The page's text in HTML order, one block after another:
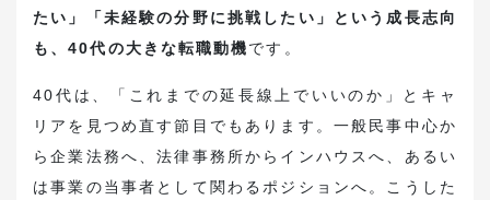
たい」「未経験の分野に挑戦したい」という成長志向
も、40代の大きな転職動機です。
40代は、「これまでの延長線上でいいのか」とキャ
リアを見つめ直す節目でもあります。一般民事中心か
ら企業法務へ、法律事務所からインハウスへ、あるい
は事業の当事者として関わるポジションへ。こうした